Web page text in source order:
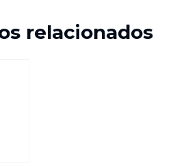
relacionados